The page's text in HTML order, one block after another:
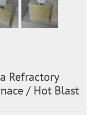
Refractory
/ Hot Blast